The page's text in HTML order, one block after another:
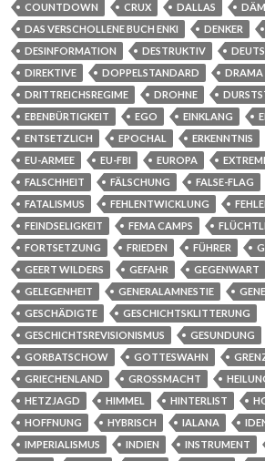
COUNTDOWN
CRUX DALLAS
DAS VERSCHOLLENE BUCH ENKI
DENKER
DESINFORMATION
DESTRUKTIV
DIREKTIVE
DOPPELSTANDARD DRAMA
DRITTREICHSREGIME
DROHNE
EBENBÜRTIGKEIT
EGO EINKLANG
ENTSETZLICH
EPOCHAL ERKENNTNIS
EU-ARMEE
EU-FBI EUROPA
FALSCHHEIT
FÄLSCHUNG FALSE-FLAG
FATALISMUS
FEHLENTWICKLUNG
FEINDSELIGKEIT
FEMA CAMPS
FORTSETZUNG
FRIEDEN FÜHRER
GEERT WILDERS
GEFAHR GEGENWART
GELEGENHEIT
GENERALAMNESTIE
GESCHÄDIGTE
GESCHICHTSKLITTERUNG
GESCHICHTSREVISIONISMUS
GESUNDUNG
GORBATSCHOW
GOTTESWAHN
GRIECHENLAND
GROSSMACHT
HETZJAGD
HIMMEL HINTERLIST
HOFFNUNG
HYBRISCH IALANA
IMPERIALISMUS
INDIEN INSTRUMENT